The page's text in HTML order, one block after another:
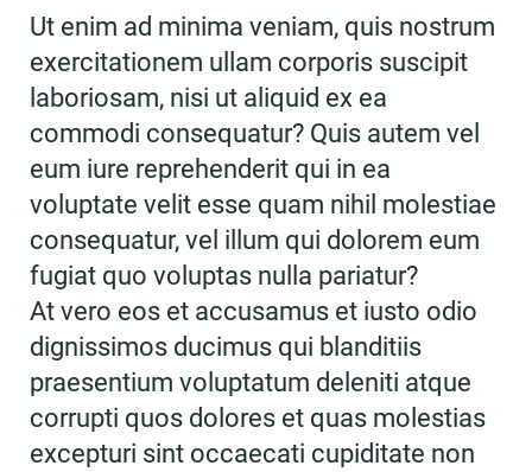
Ut enim ad minima veniam, quis nostrum
exercitationem ullam corporis suscipit
laboriosam, nisi ut aliquid ex ea
commodi consequatur? Quis autem vel
eum iure reprehenderit qui in ea
voluptate velit esse quam nihil molestiae
consequatur, vel illum qui dolorem eum
fugiat quo voluptas nulla pariatur?
At vero eos et accusamus et iusto odio
dignissimos ducimus qui blanditiis
praesentium voluptatum deleniti atque
corrupti quos dolores et quas molestias
excepturi sint occaecati cupiditate non